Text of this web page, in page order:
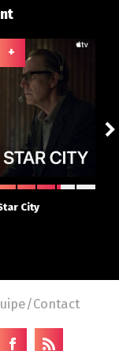
+
City
Contact